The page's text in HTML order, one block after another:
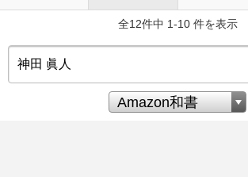
全12件中 1-10 件を表示